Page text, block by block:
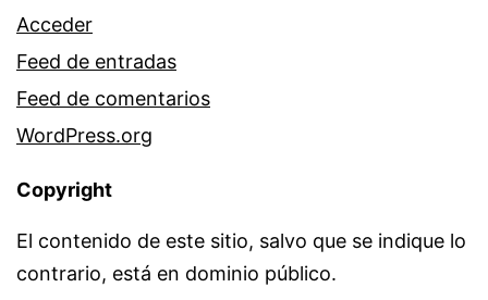
Acceder
Feed de entradas
Feed de comentarios
WordPress.org
Copyright
El contenido de este sitio, salvo que se indique lo
contrario, está en dominio público.